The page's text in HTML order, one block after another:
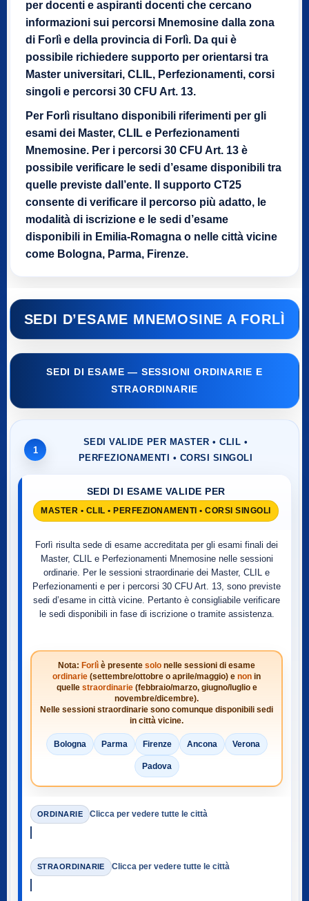
per docenti e aspiranti docenti che cercano
informazioni sui percorsi Mnemosine dalla zona
di Forlì e della provincia di Forlì. Da qui è
possibile richiedere supporto per orientarsi tra
Master universitari, CLIL, Perfezionamenti, corsi
singoli e percorsi 30 CFU Art. 13.
Per Forlì risultano disponibili riferimenti per gli
esami dei Master, CLIL e Perfezionamenti
Mnemosine. Per i percorsi 30 CFU Art. 13 è
possibile verificare le sedi d’esame disponibili tra
quelle previste dall’ente. Il supporto CT25
consente di verificare il percorso più adatto, le
modalità di iscrizione e le sedi d’esame
disponibili in Emilia-Romagna o nelle città vicine
come Bologna, Parma, Firenze.
SEDI D’ESAME MNEMOSINE A FORLÌ
SEDI DI ESAME — SESSIONI ORDINARIE E
STRAORDINARIE
1
SEDI VALIDE PER MASTER • CLIL •
PERFEZIONAMENTI • CORSI SINGOLI
SEDI DI ESAME VALIDE PER
MASTER • CLIL • PERFEZIONAMENTI • CORSI SINGOLI
Forlì risulta sede di esame accreditata per gli esami finali dei
Master, CLIL e Perfezionamenti Mnemosine nelle sessioni
ordinarie. Per le sessioni straordinarie dei Master, CLIL e
Perfezionamenti e per i percorsi 30 CFU Art. 13, sono previste
sedi d’esame in città vicine. Pertanto è consigliabile verificare
le sedi disponibili in fase di iscrizione o tramite assistenza.
Nota: Forlì è presente solo nelle sessioni di esame
ordinarie (settembre/ottobre o aprile/maggio) e non in
quelle straordinarie(febbraio/marzo, giugno/luglio e
novembre/dicembre).
Nelle sessioni straordinarie sono comunque disponibili sedi
in città vicine.
Bologna Parma Firenze Ancona Verona
Padova
ORDINARIE Clicca per vedere tutte le città
STRAORDINARIE Clicca per vedere tutte le città